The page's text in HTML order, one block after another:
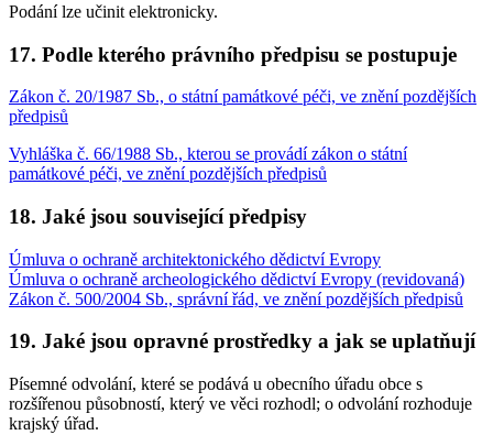
Podání lze učinit elektronicky.
17. Podle kterého právního předpisu se postupuje
Zákon č. 20/1987 Sb., o státní památkové péči, ve znění pozdějších
předpisů
Vyhláška č. 66/1988 Sb., kterou se provádí zákon o státní
památkové péči, ve znění pozdějších předpisů
18. Jaké jsou související předpisy
Úmluva o ochraně architektonického dědictví Evropy
Úmluva o ochraně archeologického dědictví Evropy (revidovaná)
Zákon č. 500/2004 Sb., správní řád, ve znění pozdějších předpisů
19. Jaké jsou opravné prostředky a jak se uplatňují
Písemné odvolání, které se podává u obecního úřadu obce s
rozšířenou působností, který ve věci rozhodl; o odvolání rozhoduje
krajský úřad.